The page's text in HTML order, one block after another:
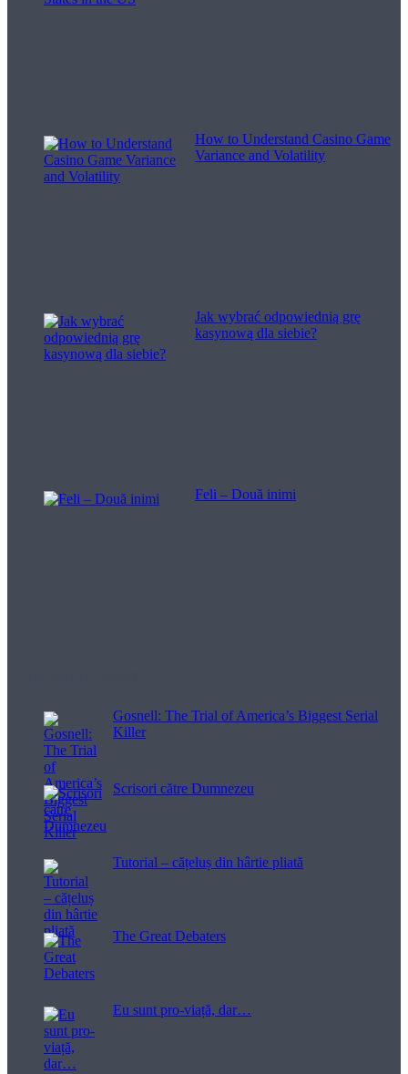
How to Understand Casino Game
Variance and Volatility
Jak wybrać odpowiednią grę
kasynową dla siebie?
Feli – Două inimi
Gosnell: The Trial of America’s Biggest Serial
Killer
Scrisori către Dumnezeu
Tutorial – cățeluș din hârtie pliată
The Great Debaters
Eu sunt pro-viață, dar…